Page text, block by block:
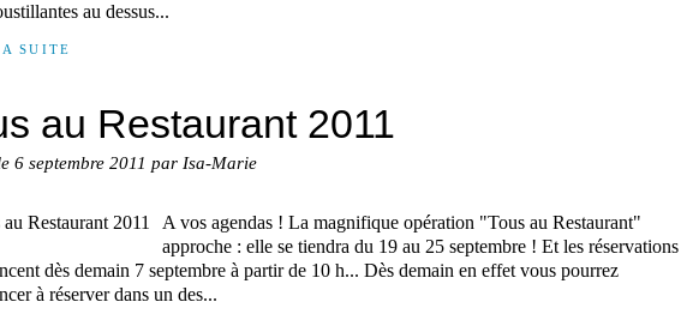
au dessus...
SUITE
au Restaurant 2011
6 septembre 2011 par Isa-Marie
A vos agendas ! La magnifique opération "Tous au Restaurant"
approche : elle se tiendra du 19 au 25 septembre ! Et les réservations
dès demain 7 septembre à partir de 10 h... Dès demain en effet vous pourrez
à réserver dans un des...